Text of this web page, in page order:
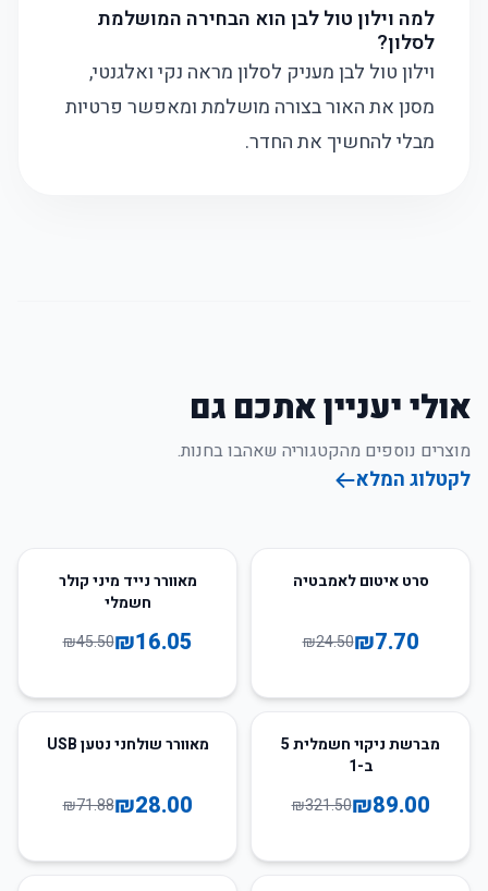
למה וילון טול לבן הוא הבחירה המושלמת
לסלון?
וילון טול לבן מעניק לסלון מראה נקי ואלגנטי,
מסנן את האור בצורה מושלמת ומאפשר פרטיות
מבלי להחשיך את החדר.
אולי יעניין אתכם גם
מוצרים נוספים מהקטגוריה שאהבו בחנות.
לקטלוג המלא
69סרט איטום לאמבטיה
₪7.70
₪24.50
65מאוורר נייד מיני קולר
חשמלי
₪16.05
₪45.50
72
מברשת ניקוי חשמלית 5
ב-1
₪89.00
₪321.50
61
מאוורר שולחני נטען USB
₪28.00
₪71.88